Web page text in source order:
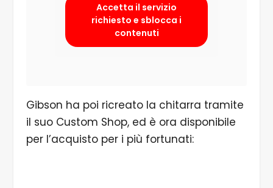
Accetta il servizio
richiesto e sblocca i
contenuti
Gibson ha poi ricreato la chitarra tramite
il suo Custom Shop, ed è ora disponibile
per l’acquisto per i più fortunati: